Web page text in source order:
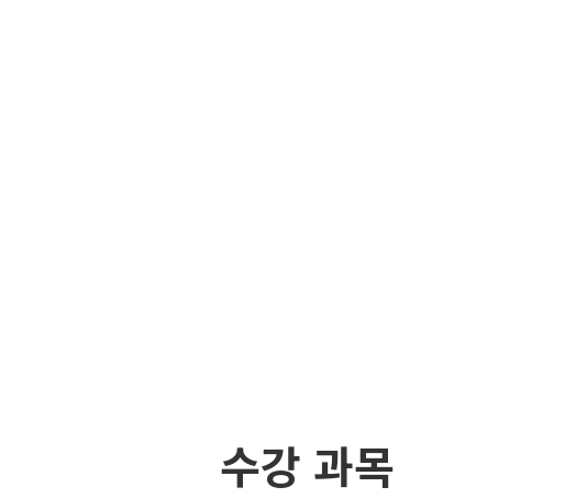
수강 과목